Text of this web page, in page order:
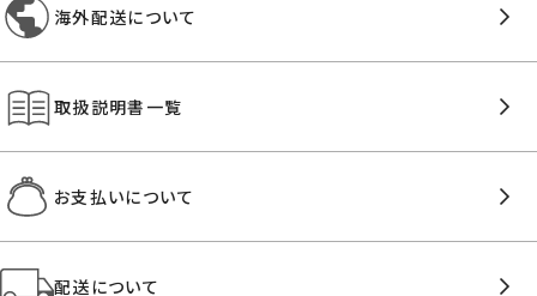
海外配送について
取扱説明書一覧
お支払いについて
配送について